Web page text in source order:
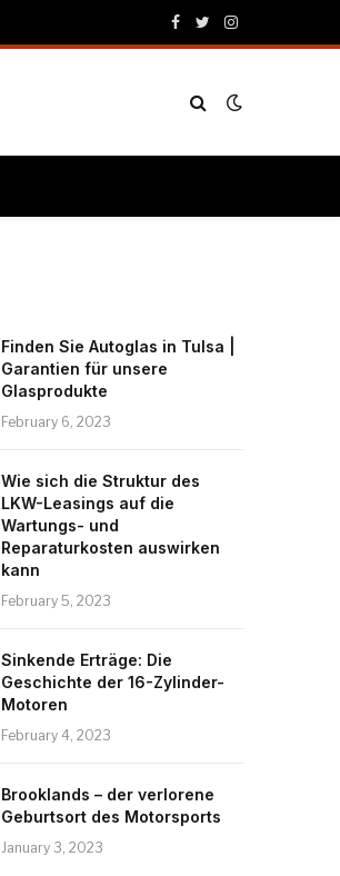
Facebook
TwitterInstagram
Finden Sie Autoglas in Tulsa |
Garantien für unsere
Glasprodukte
February 6, 2023
Wie sich die Struktur des
LKW-Leasings auf die
Wartungs- und
Reparaturkosten auswirken
kann
February 5, 2023
Sinkende Erträge: Die
Geschichte der 16-Zylinder-
Motoren
February 4, 2023
Brooklands – der verlorene
Geburtsort des Motorsports
January 3, 2023